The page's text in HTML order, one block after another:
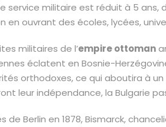
service militaire est réduit à 5 ans,
en ouvrant des écoles, lycées,
militaires de l’empire ottoman
éclatent en Bosnie-
orthodoxes, ce qui aboutira à
leur indépendance, la Bulgarie
de Berlin en 1878, Bismarck,